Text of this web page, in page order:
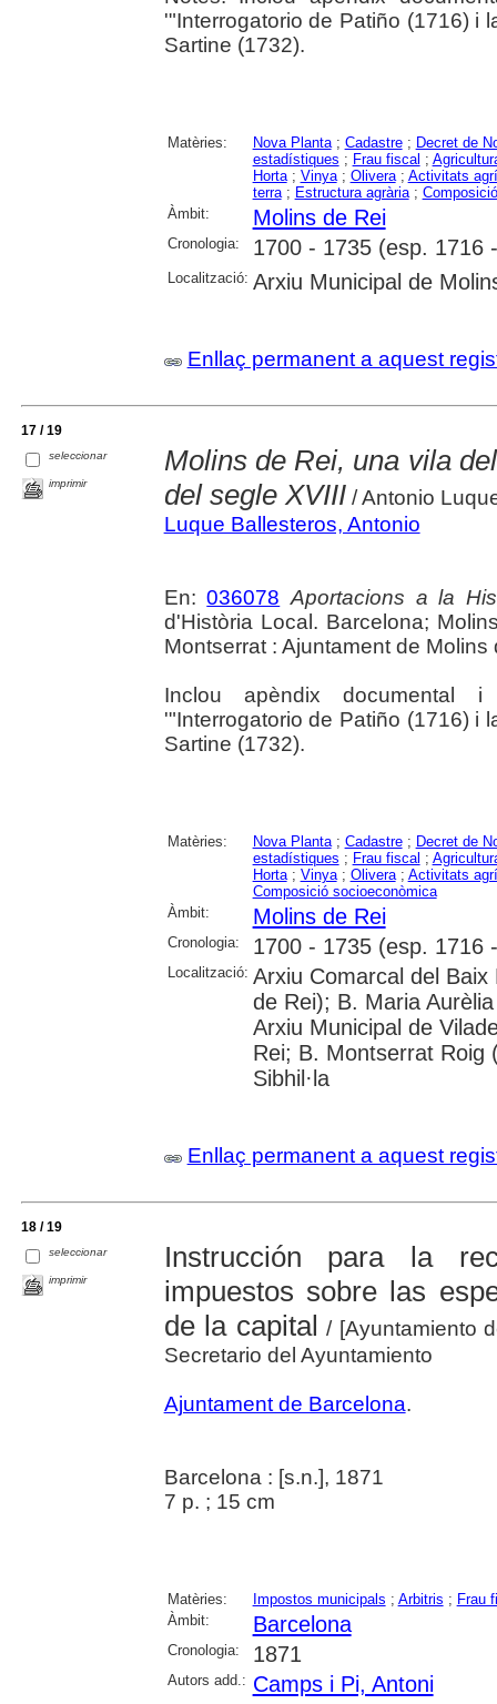
'"Interrogatorio de Patiño (1716) i
Sartine (1732).
Matèries: Nova Planta; Cadastre; Decret de
estadístiques ; Frau fiscal ;
Horta; Vinya; Olivera; Activitats
terra; Estructura agrària;
Àmbit:
Molins de Rei
Cronologia: 1700 - 1735 (esp. 1716
Localització: Arxiu Municipal de
Enllaç permanent a aquest
17 / 19
seleccionar
imprimir
Molins de Rei, una vila
del segle XVIII / Antonio
Luque Ballesteros, Antonio
En:036078 Aportacions a la
d'Història Local. Barcelona;
Montserrat : Ajuntament de
Inclou apèndix documental
'"Interrogatorio de Patiño (1716) i
Sartine (1732).
Matèries: Nova Planta; Cadastre; Decret de
estadístiques ; Frau fiscal ;
Horta; Vinya; Olivera; Activitats
Composició socioeconòmica
Àmbit:
Molins de Rei
Cronologia: 1700 - 1735 (esp. 1716
Localització: Arxiu Comarcal del
de Rei); B. Maria
Arxiu Municipal de
Rei; B. Montserrat Roig
Sibhil·la
Enllaç permanent a aquest
18 / 19
seleccionar
imprimir
Instrucción para la
impuestos sobre las
de la capital / [Ayuntamiento
Secretario del Ayuntamiento
Ajuntament de Barcelona.
Barcelona : [s.n.], 1871
7 p. ; 15 cm
Matèries: Impostos municipals ; Arbitris ; Frau
Àmbit:
Barcelona
Cronologia: 1871
Autors add.: Camps i Pi, Antoni